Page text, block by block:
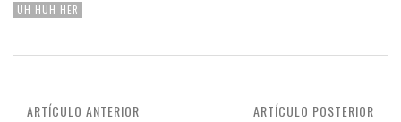
UH HUH HER
ARTÍCULO POSTERIOR
ARTÍCULO ANTERIOR